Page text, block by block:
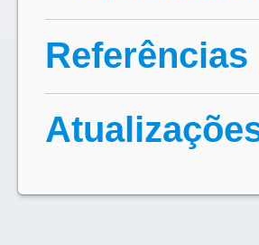
Referências